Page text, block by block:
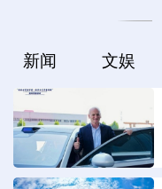
新闻 文娱